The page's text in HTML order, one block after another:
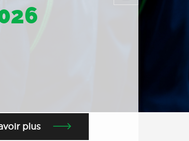
plus